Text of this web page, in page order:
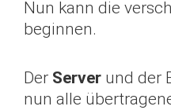
Nun kann die
beginnen.
Der Server und der
nun alle